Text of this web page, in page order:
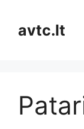
turinioavtc.lt